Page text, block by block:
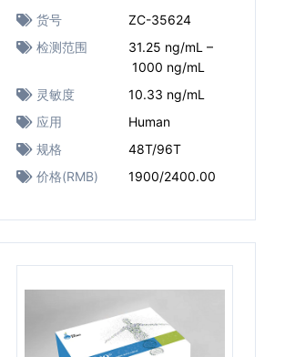
货号
ZC-35624
检测范围
31.25 ng/mL –
1000 ng/mL
灵敏度
10.33 ng/mL
应用
Human
规格
48T/96T
价格(RMB)
1900/2400.00